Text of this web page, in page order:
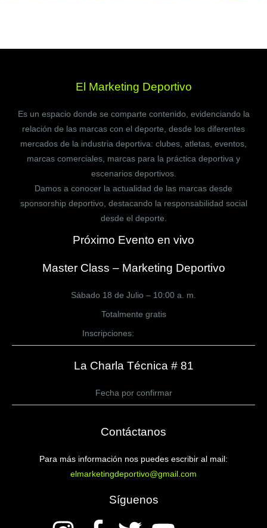
El Marketing Deportivo
Es un espacio donde se comparte contenido, evidenciando la
relación de las marcas con el deporte, desde los diferentes
mercados de la industria deportiva: clubes, atletas, eventos,
marcas comerciales, marcas para la práctica deportiva y
escenarios deportivos.
Damos a conocer la actualidad de las marcas desde
sponsorship deportivo, destacando la responsabilidad social
desde el deporte.
Próximo Evento en vivo
Master Class – Marketing Deportivo
Sábado 18 de Julio – 10:00 a. m.
Totalmente gratis
Inscripciones:
La Charla Técnica # 81
Fecha por confirmar
Contáctanos
Para más información nos puedes escribir al mail:
elmarketingdeportivo@gmail.com
Síguenos